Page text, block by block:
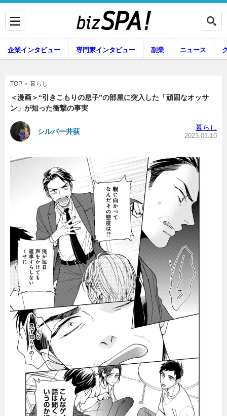
専門家インタビュー
副業 ニュース
グルメ スキル
暮らし エンタメ
連載一覧
企業インタビュー 専門家インタビュー 副業 ニュース
TOP 暮らし
＜漫画＞“引きこもりの息子”の部屋に突入した「頑固なオッサ
ン」が知った衝撃の事実
シルバー井荻 暮らし
2023.01.10